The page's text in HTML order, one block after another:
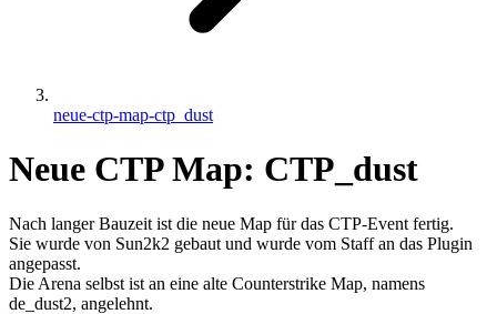
neue-ctp-map-ctp_dust
Neue CTP Map: CTP_dust
Nach langer Bauzeit ist die neue Map für das CTP-Event fertig.
Sie wurde von Sun2k2 gebaut und wurde vom Staff an das Plugin
angepasst.
Die Arena selbst ist an eine alte Counterstrike Map, namens
de_dust2, angelehnt.